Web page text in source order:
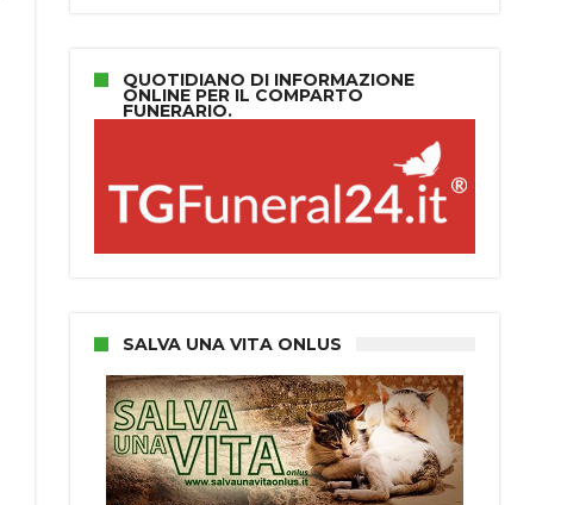
QUOTIDIANO DI INFORMAZIONE
ONLINE PER IL COMPARTO
FUNERARIO.
SALVA UNA VITA ONLUS